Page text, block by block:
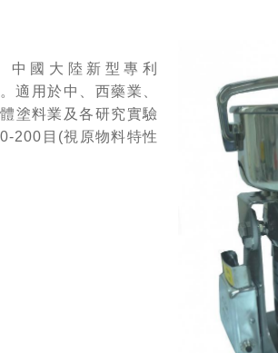
中國大陸新型專利
適用於中、西藥業、
塗料業及各研究實驗
200目(視原物料特性